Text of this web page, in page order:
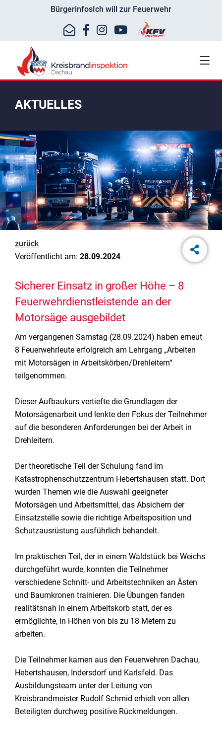
BürgerinfosIch will zur Feuerwehr
AKTUELLES
zurück
Veröffentlicht am: 28.09.2024
Sicherer Einsatz in großer Höhe – 8
Feuerwehrdienstleistende an der
Motorsäge ausgebildet
Am vergangenen Samstag (28.09.2024) haben erneut
8 Feuerwehrleute erfolgreich am Lehrgang „Arbeiten
mit Motorsägen in Arbeitskörben/Drehleitern“
teilgenommen.
Dieser Aufbaukurs vertiefte die Grundlagen der
Motorsägenarbeit und lenkte den Fokus der Teilnehmer
auf die besonderen Anforderungen bei der Arbeit in
Drehleitern.
Der theoretische Teil der Schulung fand im
Katastrophenschutzzentrum Hebertshausen statt. Dort
wurden Themen wie die Auswahl geeigneter
Motorsägen und Arbeitsmittel, das Absichern der
Einsatzstelle sowie die richtige Arbeitsposition und
Schutzausrüstung ausführlich behandelt.
Im praktischen Teil, der in einem Waldstück bei Weichs
durchgeführt wurde, konnten die Teilnehmer
verschiedene Schnitt- und Arbeitstechniken an Ästen
und Baumkronen trainieren. Die Übungen fanden
realitätsnah in einem Arbeitskorb statt, der es
ermöglichte, in Höhen von bis zu 18 Metern zu
arbeiten.
Die Teilnehmer kamen aus den Feuerwehren Dachau,
Hebertshausen, Indersdorf und Karlsfeld. Das
Ausbildungsteam unter der Leitung von
Kreisbrandmeister Rudolf Schmid erhielt von allen
Beteiligten durchweg positive Rückmeldungen.